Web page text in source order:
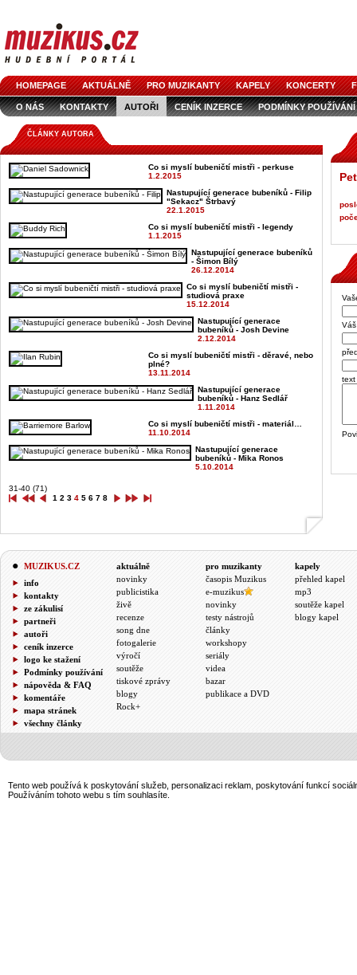
HOMEPAGE AKTUÁLNĚ PRO MUZIKANTY KAPELY KONCERTY
O NÁS KONTAKTY AUTOŘI CENÍK INZERCE PODMÍNKY POUŽÍVÁNÍ
LOGO KE STAŽENÍ
ČLÁNKY AUTORA
Co si myslí bubeničtí mistři - perkuse
1.2.2015
Nastupující generace bubeníků - Filip
"Sekacz" Štrbavý
22.1.2015
Co si myslí bubeničtí mistři - legendy
1.1.2015
Nastupující generace bubeníků
- Šimon Bílý
26.12.2014
Co si myslí bubeničtí mistři -
studiová praxe
15.12.2014
Nastupující generace
bubeníků - Josh Devine
2.12.2014
Co si myslí bubeničtí mistři - děravé, nebo
plné?
13.11.2014
Nastupující generace
bubeníků - Hanz Sedlář
1.11.2014
Co si myslí bubeničtí mistři - materiál…
11.10.2014
Nastupující generace
bubeníků - Mika Ronos
5.10.2014
31-40 (71)
1 2 3 4 5 6 7 8
text
MUZIKUS.CZ
info
kontakty
ze zákulisí
partneři
autoři
ceník inzerce
logo ke stažení
Podmínky používání
nápověda & FAQ
komentáře
mapa stránek
všechny články
aktuálně
novinky
publicistika
živě
recenze
song dne
fotogalerie
výročí
soutěže
tiskové zprávy
blogy
Rock+
pro muzikanty
časopis Muzikus
e-muzikus
novinky
testy nástrojů
články
workshopy
seriály
videa
bazar
publikace a DVD
kapely
přehled kapel
mp3
soutěže kapel
blogy kapel
Tento web používá k poskytování služeb, personalizaci reklam, poskytování funkcí
Používáním tohoto webu s tím souhlasíte.